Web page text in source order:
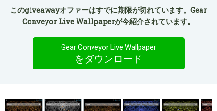
このgiveawayオファーはすでに期限が切れています。Gear
Conveyor Live Wallpaperが今紹介されています。
Gear Conveyor Live Wallpaper
をダウンロード